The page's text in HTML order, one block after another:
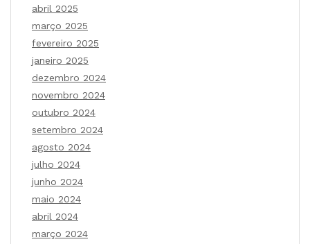
abril 2025
março 2025
fevereiro 2025
janeiro 2025
dezembro 2024
novembro 2024
outubro 2024
setembro 2024
agosto 2024
julho 2024
junho 2024
maio 2024
abril 2024
março 2024